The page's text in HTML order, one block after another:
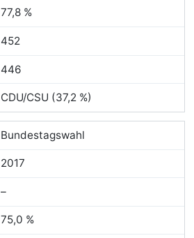
77,8 %
452
446
CDU/CSU (37,2 %)
Bundestagswahl
2017
–
75,0 %